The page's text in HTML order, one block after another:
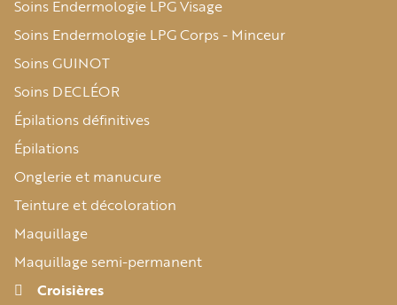
Soins Endermologie LPG Visage
Soins Endermologie LPG Corps - Minceur
Soins GUINOT
Soins DECLÉOR
Épilations définitives
Épilations
Onglerie et manucure
Teinture et décoloration
Maquillage
Maquillage semi-permanent
Croisières